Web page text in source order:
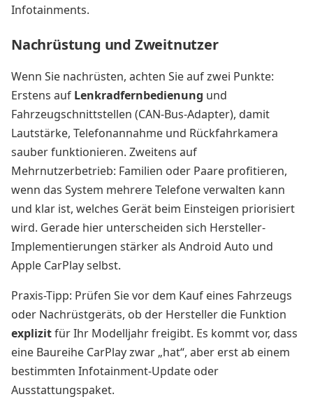
Infotainments.
Nachrüstung und Zweitnutzer
Wenn Sie nachrüsten, achten Sie auf zwei Punkte:
Erstens auf Lenkradfernbedienung und
Fahrzeugschnittstellen (CAN-Bus-Adapter), damit
Lautstärke, Telefonannahme und Rückfahrkamera
sauber funktionieren. Zweitens auf
Mehrnutzerbetrieb: Familien oder Paare profitieren,
wenn das System mehrere Telefone verwalten kann
und klar ist, welches Gerät beim Einsteigen priorisiert
wird. Gerade hier unterscheiden sich Hersteller-
Implementierungen stärker als Android Auto und
Apple CarPlay selbst.
Praxis-Tipp: Prüfen Sie vor dem Kauf eines Fahrzeugs
oder Nachrüstgeräts, ob der Hersteller die Funktion
explizitfür Ihr Modelljahr freigibt. Es kommt vor, dass
eine Baureihe CarPlay zwar „hat“, aber erst ab einem
bestimmten Infotainment-Update oder
Ausstattungspaket.